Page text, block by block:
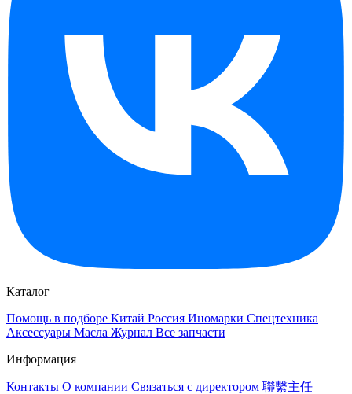
Каталог
Помощь в подборе Китай Россия Иномарки Спецтехника
Аксессуары Масла Журнал Все запчасти
Информация
Контакты О компании Связаться с директором 聯繫主任